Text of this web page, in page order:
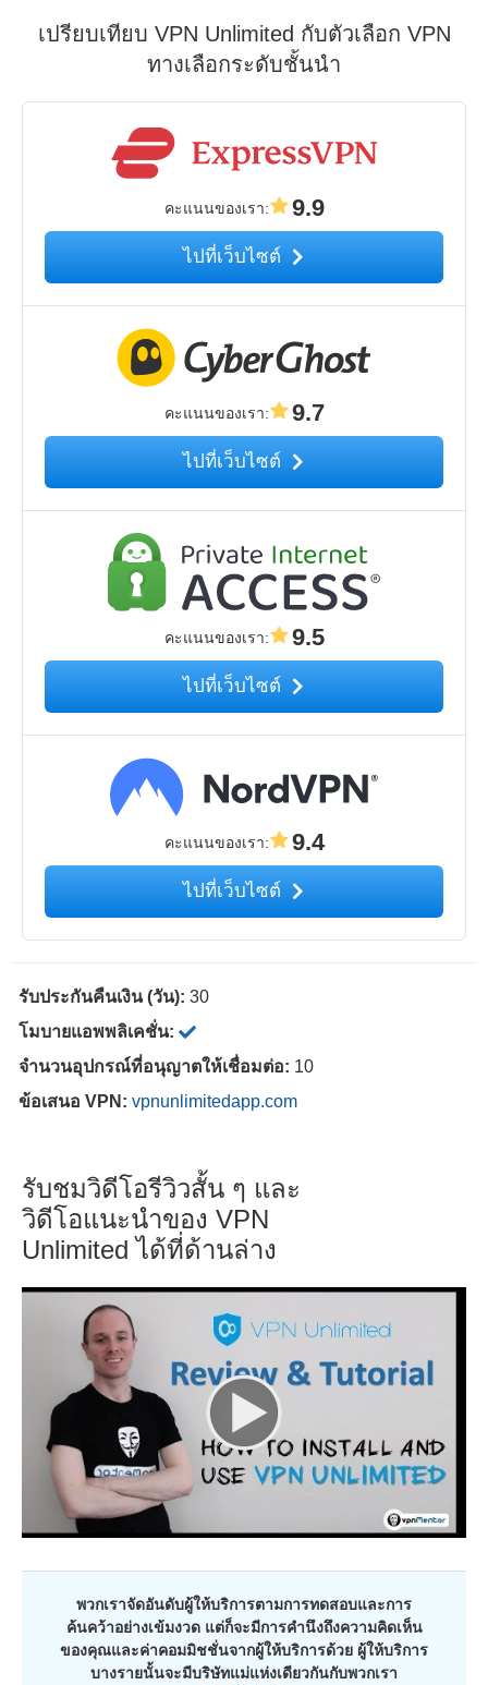
เปรียบเทียบ VPN Unlimited กับตัวเลือก VPN
ทางเลือกระดับชั้นนำ
คะแนนของเรา: 9.9
ไปที่เว็บไซต์
คะแนนของเรา: 9.7
ไปที่เว็บไซต์
คะแนนของเรา: 9.5
ไปที่เว็บไซต์
คะแนนของเรา: 9.4
ไปที่เว็บไซต์
รับประกันคืนเงิน (วัน): 30
โมบายแอพพลิเคชั่น:
จำนวนอุปกรณ์ที่อนุญาตให้เชื่อมต่อ: 10
ข้อเสนอ VPN: vpnunlimitedapp.com
รับชมวิดีโอรีวิวสั้น ๆ และ
วิดีโอแนะนำของ VPN
Unlimited ได้ที่ด้านล่าง
พวกเราจัดอันดับผู้ให้บริการตามการทดสอบและการ
ค้นคว้าอย่างเข้มงวด แต่ก็จะมีการคำนึงถึงความคิดเห็น
ของคุณและค่าคอมมิชชั่นจากผู้ให้บริการด้วย ผู้ให้บริการ
บางรายนั้นจะมีบริษัทแม่แห่งเดียวกันกับพวกเรา